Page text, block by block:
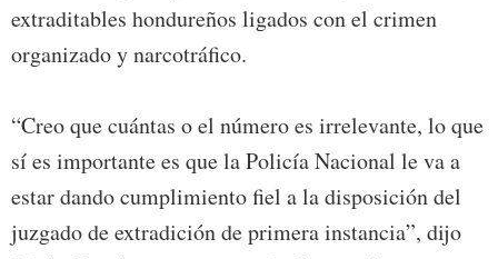
extraditables hondureños ligados con el crimen
organizado y narcotráfico.
“Creo que cuántas o el número es irrelevante, lo que
sí es importante es que la Policía Nacional le va a
estar dando cumplimiento fiel a la disposición del
juzgado de extradición de primera instancia”, dijo